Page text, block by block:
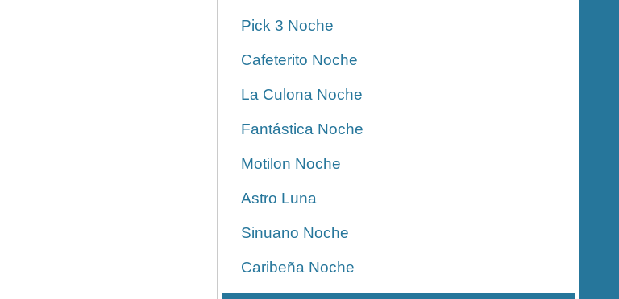
Pick 3 Noche
Cafeterito Noche
La Culona Noche
Fantástica Noche
Motilon Noche
Astro Luna
Sinuano Noche
Caribeña Noche